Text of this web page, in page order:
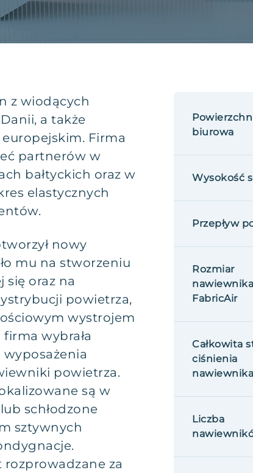
z wiodących
a także
Firma
partnerów w
bałtyckich oraz w
elastycznych
nowy
mu na stworzeniu
się oraz na
powietrza,
wystrojem
wybrała
powietrza.
są w
schłodzone
sztywnych
za
biurowa
Wysokość
Przepływ
Rozmiar
nawiewnika
FabricAir
Całkowita
ciśnienia
nawiewnika
Liczba